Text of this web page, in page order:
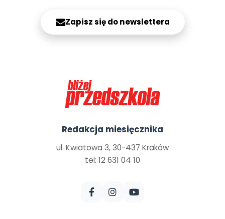
Zapisz się do newslettera
Redakcja miesięcznika
ul. Kwiatowa 3, 30-437 Kraków
tel: 12 631 04 10